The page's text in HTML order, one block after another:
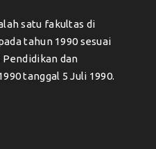
satu fakultas di
tahun 1990 sesuai
dan
tanggal 5 Juli 1990.